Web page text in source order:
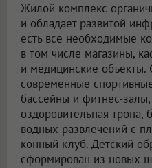
Жилой комплекс
и обладает развитой
есть все необходимые
в том числе магазины,
и медицинские объекты.
современные
бассейны и фитнес-
оздоровительная тропа,
водных развлечений с
конный клуб. Детский
сформирован из новых